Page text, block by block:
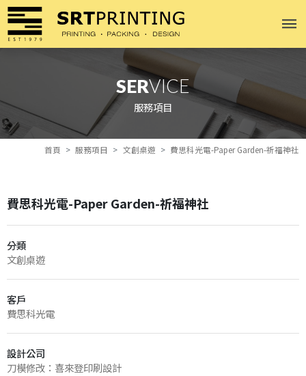
SERVICE
服務項目
首頁 服務項目 文創桌遊 費思科光電-Paper Garden-祈福神社
費思科光電-Paper Garden-祈福神社
分類
文創桌遊
客戶
費思科光電
設計公司
刀模修改：喜來登印刷設計